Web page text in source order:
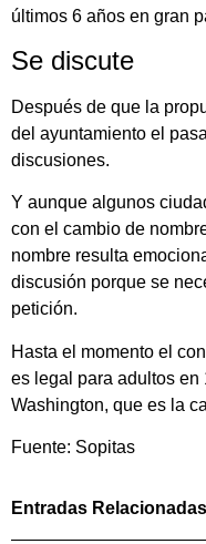
últimos 6 años en gran
Se discute
Después de que la
del ayuntamiento el
discusiones.
Y aunque algunos
con el cambio de
nombre resulta
discusión porque se
petición.
Hasta el momento el
es legal para adultos en
Washington, que es la
Fuente: Sopitas
Entradas Relacionadas